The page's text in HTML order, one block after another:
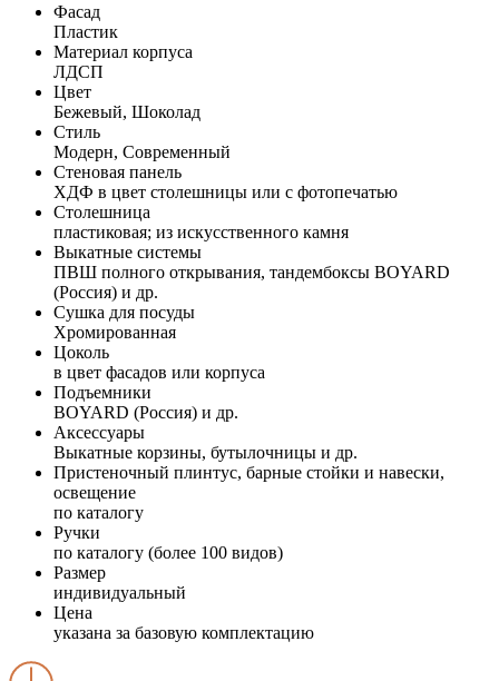
Фасад
Пластик
Материал корпуса
ЛДСП
Цвет
Бежевый, Шоколад
Стиль
Модерн, Современный
Стеновая панель
ХДФ в цвет столешницы или с фотопечатью
Столешница
пластиковая; из искусственного камня
Выкатные системы
ПВШ полного открывания, тандембоксы BOYARD
(Россия) и др.
Сушка для посуды
Хромированная
Цоколь
в цвет фасадов или корпуса
Подъемники
BOYARD (Россия) и др.
Аксессуары
Выкатные корзины, бутылочницы и др.
Пристеночный плинтус, барные стойки и навески,
освещение
по каталогу
Ручки
по каталогу (более 100 видов)
Размер
индивидуальный
Цена
указана за базовую комплектацию